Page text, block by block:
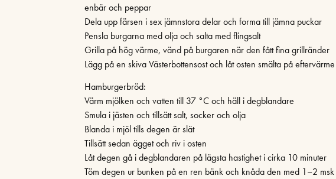
enbär och peppar
Dela upp färsen i sex jämnstora delar och forma till jämna puckar
Pensla burgarna med olja och salta med flingsalt
Grilla på hög värme, vänd på burgaren när den fått fina grillränder
Lägg på en skiva Västerbottensost och låt osten smälta på eftervärme
Hamburgerbröd:
Värm mjölken och vatten till 37 °C och häll i degbland­are
Smula i jästen och tillsätt salt, socker och olja
Blanda i mjöl tills degen är slät
Tillsätt sedan ägget och riv i osten
Låt degen gå i degblandaren på lägsta hastighet i cirka 10 minuter
Töm degen ur bunken på en ren bänk och knåda den med 1–2 msk